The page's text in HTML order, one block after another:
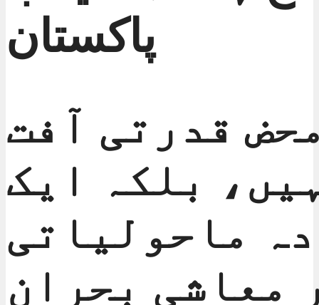
پاکستان
قدرتی آفت
بلکہ ایک
ماحولیاتی
معاشی بحران